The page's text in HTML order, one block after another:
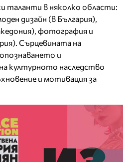
таланти в няколко области:
дизайн (в България),
фотография и
Сърцевината на
и
културното наследство
и мотивация за